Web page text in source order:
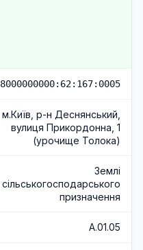
8000000000:62:167:0005
м.Київ, р-н Деснянський,
вулиця Прикордонна, 1
(урочище Толока)
Землі
сільськогосподарського
призначення
A.01.05